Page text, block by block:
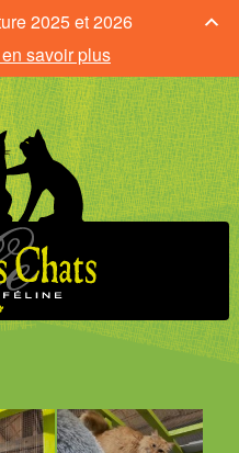
2025 et 2026
savoir plus